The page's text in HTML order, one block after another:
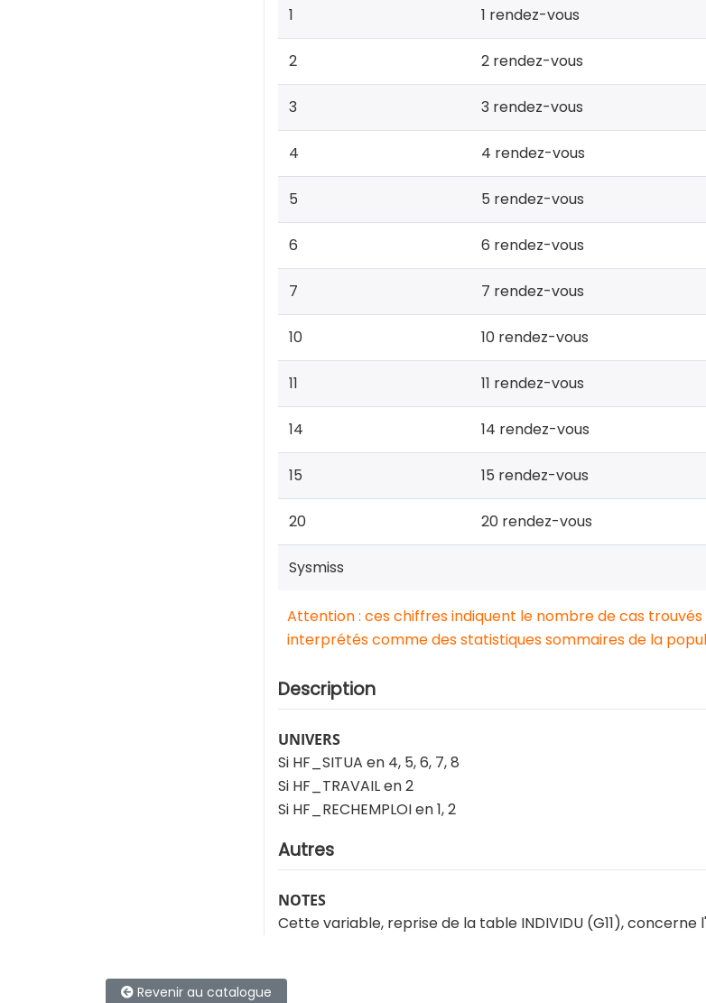
1 1 rendez-vous
2 2 rendez-vous
3 3 rendez-vous
4 4 rendez-vous
5 5 rendez-vous
6 6 rendez-vous
7 7 rendez-vous
10 10 rendez-vous
11 11 rendez-vous
14 14 rendez-vous
15 15 rendez-vous
20 20 rendez-vous
Sysmiss
Attention : ces chiffres indiquent le nombre de cas
interprétés comme des statistiques sommaires de la
Description
UNIVERS
Si HF_SITUA en 4, 5, 6, 7, 8
Si HF_TRAVAIL en 2
Si HF_RECHEMPLOI en 1, 2
Autres
NOTES
Cette variable, reprise de la table INDIVIDU (G11), concerne
Revenir au catalogue